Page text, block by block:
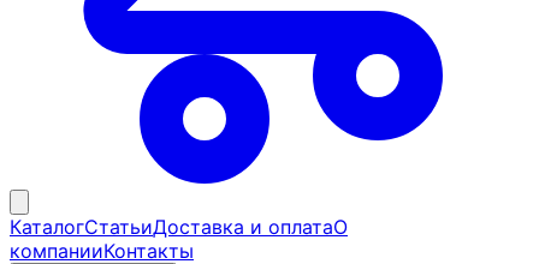
КаталогСтатьиДоставка и оплатаО
компанииКонтакты